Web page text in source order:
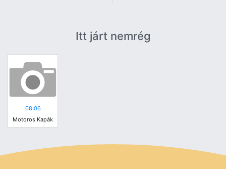
Itt járt nemrég
08:06
Motoros Kapák